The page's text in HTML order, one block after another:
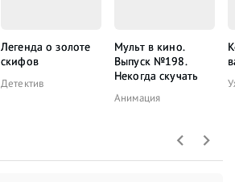
Легенда о золоте
скифов
Детектив
Мульт в кино.
Выпуск №198.
Некогда скучать
Анимация